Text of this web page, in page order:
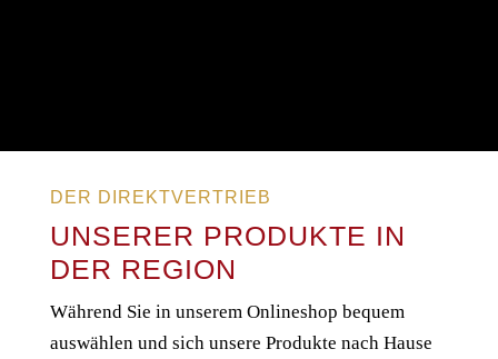
DER DIREKTVERTRIEB
UNSERER PRODUKTE IN
DER REGION
Während Sie in unserem Onlineshop bequem
auswählen und sich unsere Produkte nach Hause